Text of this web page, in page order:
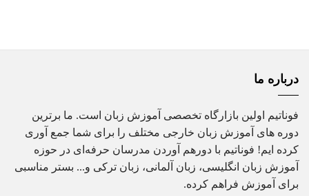
درباره ما
فوناتیم اولین بازارگاه تخصصی آموزش زبان است. ما برترین
دوره های آموزش زبان خارجی مختلف را برای شما جمع آوری
کرده ایم! فوناتیم با دورهم آوردن مدرسان حرفه‌ای در حوزه
آموزش زبان انگلیسی، زبان آلمانی، زبان ترکی و... بستر مناسبی
برای آموزش فراهم کرده.